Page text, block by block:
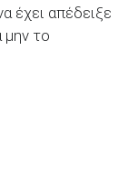
έχει απέδειξε
μην το